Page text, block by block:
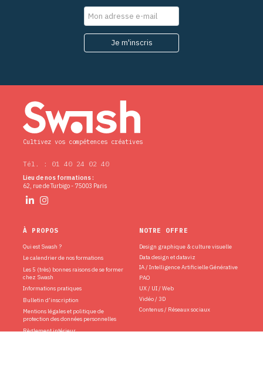
Cultivez vos compétences créatives
Tél. : 01 40 24 02 40
Lieu de nos formations :
62, rue de Turbigo - 75003 Paris
À PROPOS
Qui est Swash ?
Le calendrier de nos formations
Les 5 (très) bonnes raisons de se former
chez Swash
Informations pratiques
Bulletin d’inscription
Mentions légales et politique de
protection des données personnelles
Règlement intérieur
NOTRE OFFRE
Design graphique & culture visuelle
Data design et dataviz
IA / Intelligence Artificielle Générative
PAO
UX / UI / Web
Vidéo / 3D
Contenus / Réseaux sociaux